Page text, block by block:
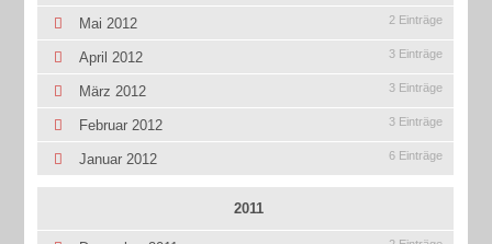
Mai 2012 2 Einträge
April 2012 3 Einträge
März 2012 3 Einträge
Februar 2012 3 Einträge
Januar 2012 6 Einträge
2011